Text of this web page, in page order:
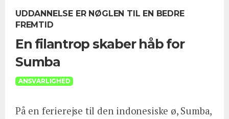
UDDANNELSE ER NØGLEN TIL EN BEDRE
FREMTID
En filantrop skaber håb for
Sumba
ANSVARLIGHED
På en ferierejse til den indonesiske ø, Sumba,